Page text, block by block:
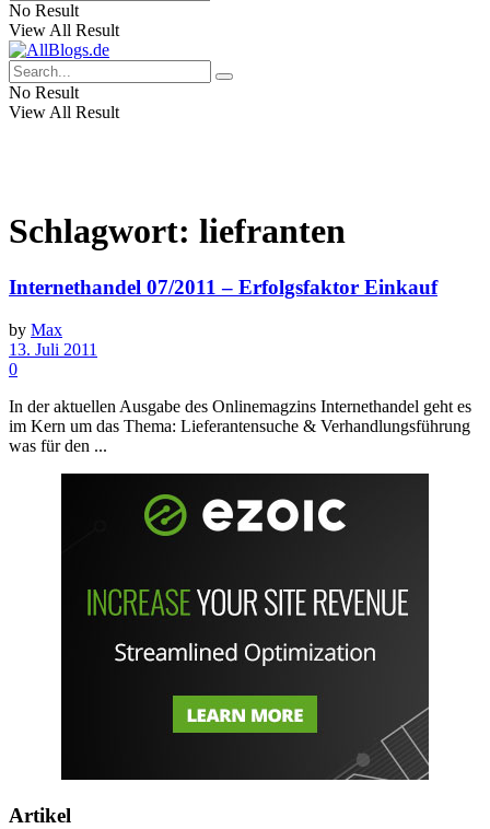
No Result
View All Result
No Result
View All Result
Schlagwort: liefranten
Internethandel 07/2011 – Erfolgsfaktor Einkauf
by Max
13. Juli 2011
0
In der aktuellen Ausgabe des Onlinemagzins Internethandel geht es
im Kern um das Thema: Lieferantensuche & Verhandlungsführung
was für den ...
Artikel